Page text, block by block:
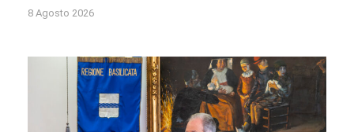
8 Agosto 2026